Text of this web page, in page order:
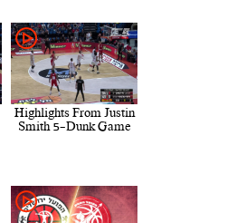
Highlights From Justin
Smith 5-Dunk Game